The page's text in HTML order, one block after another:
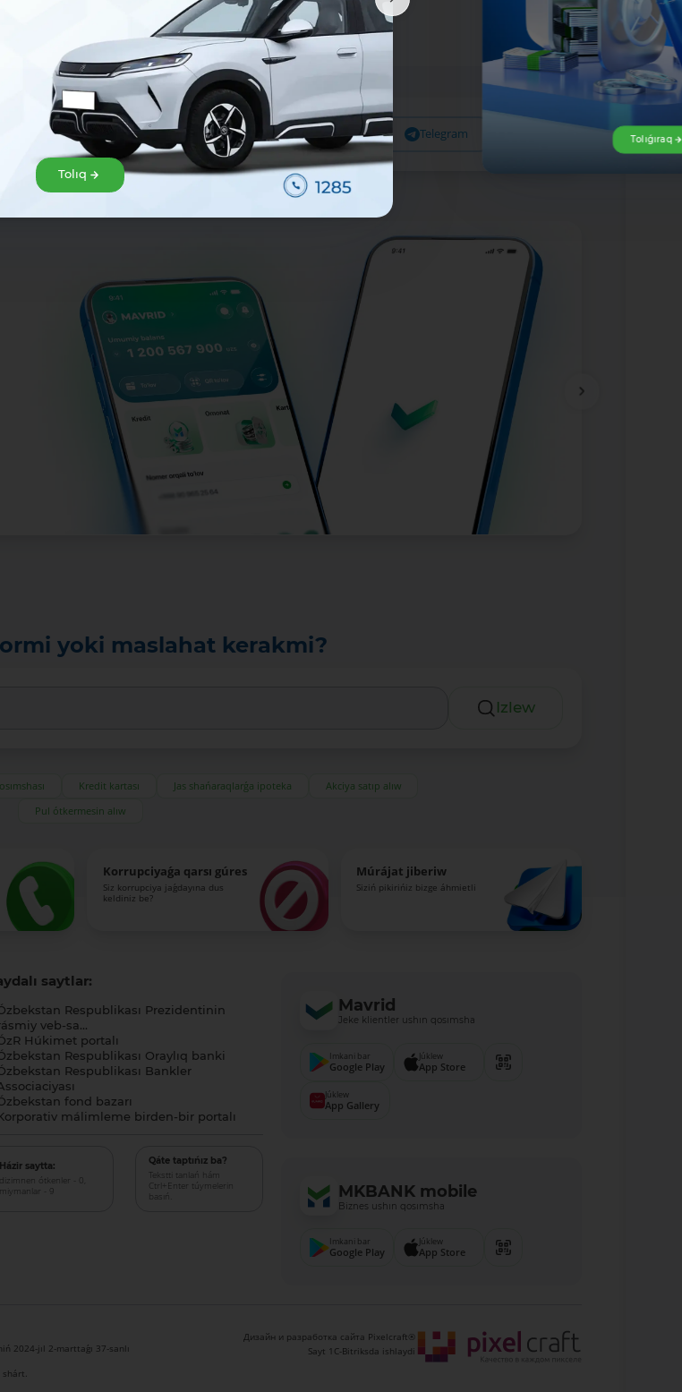
Bólisiw: Facebook Telegram
yoki maslahat kerakmi?
Izlew
Kredit kartası Jas shańaraqlarǵa ipoteka
Akciya satıp alıw
Pul ótkermesin alıw
Korrupciyaǵa qarsı gúres
Siz korrupciya jaǵdayına dus
keldiniz be?
Múrájat jiberiw
Siziń pikirińiz bizge áhmietli
saytlar:
Respublikası Prezidentinin
veb-sa...
Húkimet portalı
Respublikası Oraylıq banki
Respublikası Bankler
fond bazarı
málimleme birden-bir portalı
Házir saytta:
dizimnen ótkenler - 0,
miymanlar - 9
Qáte taptıńız ba?
Tekstti tanlań hám
Ctrl+Enter túymelerin
basıń.
Mavrid
Jeke klientler ushın qosımsha
Imkani bar
Google Play
Júklew
App Store
Júklew
App Gallery
MKBANK mobile
Biznes ushın qosımsha
Imkani bar
Google Play
Júklew
App Store
2024-jıl 2-marttaǵı 37-sanlı
Дизайн и разработка сайта Pixelcraft®
Sayt 1C-Bitriksda ishlaydi
Tolıq
Tolıǵıraq